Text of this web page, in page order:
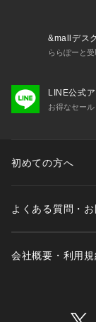
&mallデスク
ららぽーと
LINE公式
お得なセー
初めての方へ
よくある質問・
会社概要・利用